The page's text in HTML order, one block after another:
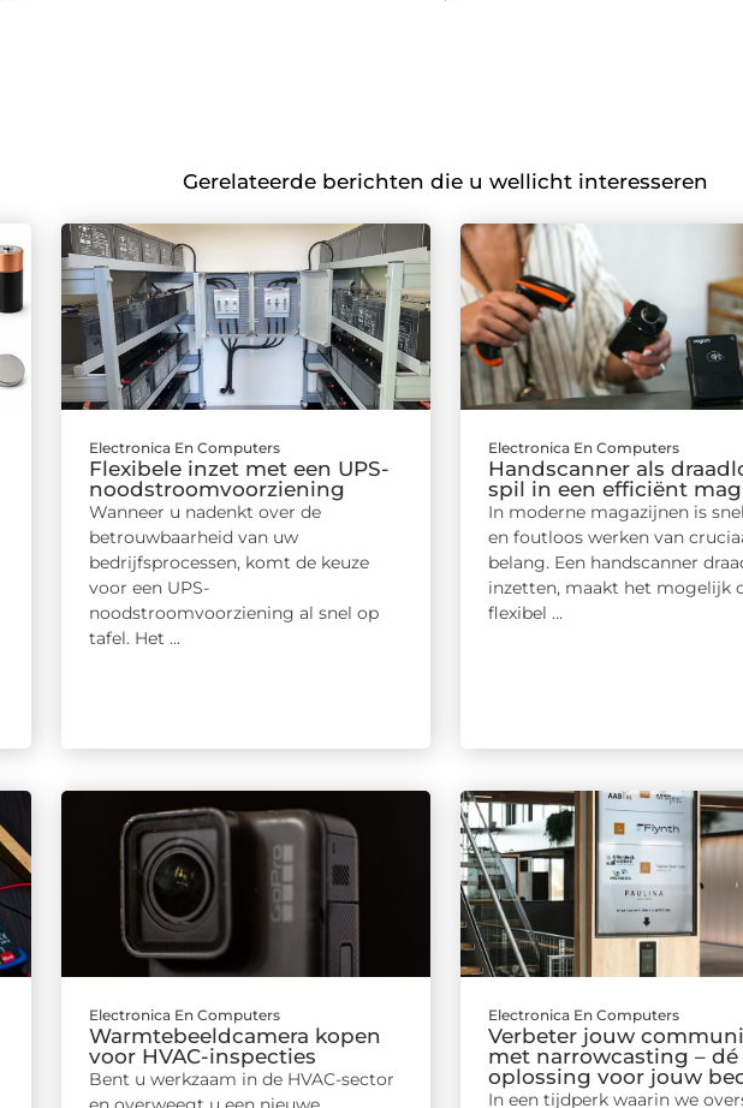
Gerelateerde berichten die u wellicht interesseren
Electronica En Computers
Flexibele inzet met een UPS-
noodstroomvoorziening
Wanneer u nadenkt over de
betrouwbaarheid van uw
bedrijfsprocessen, komt de keuze
voor een UPS-
noodstroomvoorziening al snel op
tafel. Het ...
Electronica En Computers
Handscanner als
spil in een efficiënt
In moderne magazijnen is
en foutloos werken van
belang. Een handscanner
inzetten, maakt het mogelijk
flexibel ...
Electronica En Computers
Warmtebeeldcamera kopen
voor HVAC-inspecties
Bent u werkzaam in de HVAC-sector
Electronica En Computers
Verbeter jouw
met narrowcasting – dé
oplossing voor jouw
In een tijdperk waarin we